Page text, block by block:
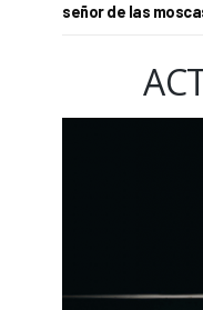
señor de las